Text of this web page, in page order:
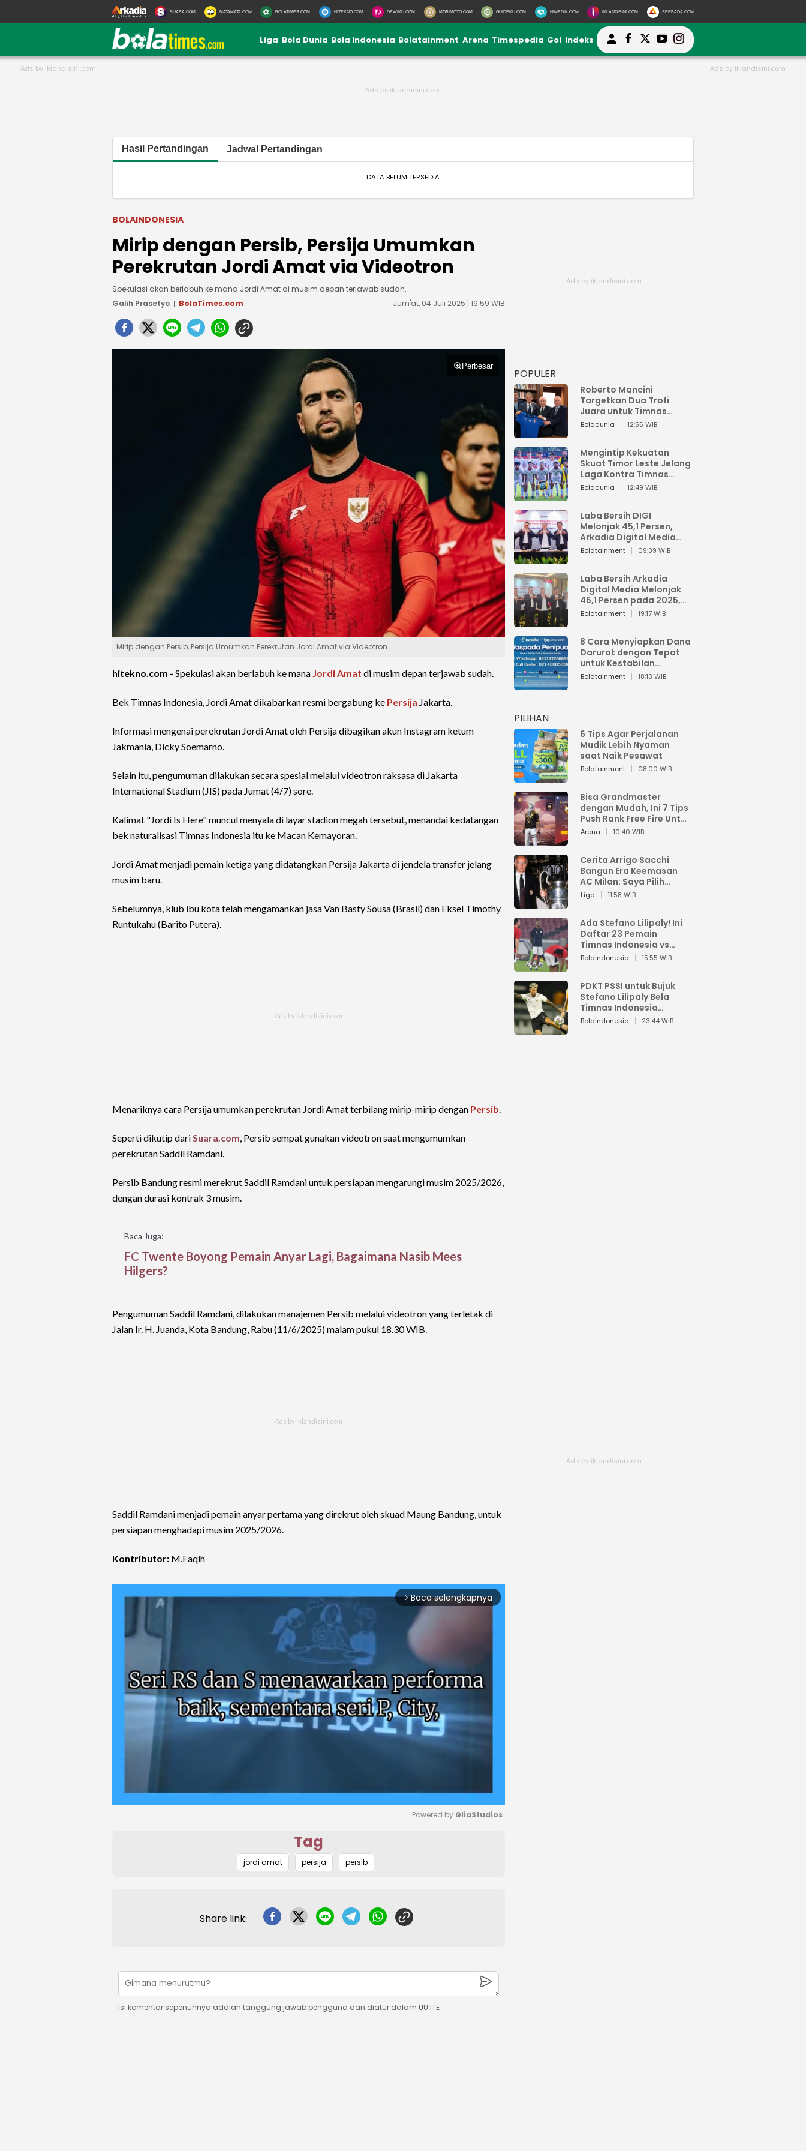
SUARA.COM MATAMATA.COM BOLATIMES.COM HITEKNO.COM DEWIKU.COM MOBIMOTO.COM GUIDEKU.COM HIMEDIK.COM IKLANDISINI.COM SERBADA.COM
Liga Bola Dunia Bola Indonesia Bolatainment Arena Timespedia Gol Indeks
Hasil Pertandingan Jadwal Pertandingan
DATA BELUM TERSEDIA
BOLAINDONESIA
Mirip dengan Persib, Persija Umumkan
Perekrutan Jordi Amat via Videotron
Spekulasi akan berlabuh ke mana Jordi Amat di musim depan terjawab sudah.
Galih Prasetyo
BolaTimes.com Jum'at, 04 Juli 2025 | 19:59 WIB
Perbesar
Mirip dengan Persib, Persija Umumkan Perekrutan Jordi Amat via Videotron
hitekno.com - Spekulasi akan berlabuh ke mana Jordi Amat di musim depan terjawab sudah.
Bek Timnas Indonesia, Jordi Amat dikabarkan resmi bergabung ke Persija Jakarta.
Informasi mengenai perekrutan Jordi Amat oleh Persija dibagikan akun Instagram ketum
Jakmania, Dicky Soemarno.
Selain itu, pengumuman dilakukan secara spesial melalui videotron raksasa di Jakarta
International Stadium (JIS) pada Jumat (4/7) sore.
Kalimat "Jordi Is Here" muncul menyala di layar stadion megah tersebut, menandai kedatangan
bek naturalisasi Timnas Indonesia itu ke Macan Kemayoran.
Jordi Amat menjadi pemain ketiga yang didatangkan Persija Jakarta di jendela transfer jelang
musim baru.
Sebelumnya, klub ibu kota telah mengamankan jasa Van Basty Sousa (Brasil) dan Eksel Timothy
Runtukahu (Barito Putera).
Menariknya cara Persija umumkan perekrutan Jordi Amat terbilang mirip-mirip dengan Persib.
Seperti dikutip dariSuara.com, Persib sempat gunakan videotron saat mengumumkan
perekrutan Saddil Ramdani.
Persib Bandung resmi merekrut Saddil Ramdani untuk persiapan mengarungi musim 2025/2026,
dengan durasi kontrak 3 musim.
Baca Juga:
FC Twente Boyong Pemain Anyar Lagi, Bagaimana Nasib Mees
Hilgers?
Pengumuman Saddil Ramdani, dilakukan manajemen Persib melalui videotron yang terletak di
Jalan Ir. H. Juanda, Kota Bandung, Rabu (11/6/2025) malam pukul 18.30 WIB.
Saddil Ramdani menjadi pemain anyar pertama yang direkrut oleh skuad Maung Bandung, untuk
persiapan menghadapi musim 2025/2026.
Kontributor: M.Faqih
arrow_forward_ios Baca selengkapnya
Powered by GliaStudios
Tag
jordi amat persija persib
Share link:
Isi komentar sepenuhnya adalah tanggung jawab pengguna dan diatur dalam UU ITE
POPULER
Roberto Mancini
Targetkan Dua Trofi
Juara untuk Timnas
Italia
Boladunia 12:55 WIB
Mengintip Kekuatan
Skuat Timor Leste Jelang
Laga Kontra Timnas
Indonesia di Piala AFF
Boladunia 12:49 WIB
Laba Bersih DIGI
Melonjak 45,1 Persen,
Arkadia Digital Media
Perkuat Bisnis AI dan
Bolatainment 09:39 WIB
Laba Bersih Arkadia
Digital Media Melonjak
45,1 Persen pada 2025,
Sentuh Rp1,76 Miliar
Bolatainment 19:17 WIB
8 Cara Menyiapkan Dana
Darurat dengan Tepat
untuk Kestabilan
Keuangan
Bolatainment 18:13 WIB
PILIHAN
6 Tips Agar Perjalanan
Mudik Lebih Nyaman
saat Naik Pesawat
Bolatainment 08:00 WIB
Bisa Grandmaster
dengan Mudah, Ini 7 Tips
Push Rank Free Fire Untuk
Pemula
Arena 10:40 WIB
Cerita Arrigo Sacchi
Bangun Era Keemasan
AC Milan: Saya Pilih
Pemain dari Isi Otaknya
Liga 11:58 WIB
Ada Stefano Lilipaly! Ini
Daftar 23 Pemain
Timnas Indonesia vs
China
Bolaindonesia 15:55 WIB
PDKT PSSI untuk Bujuk
Stefano Lilipaly Bela
Timnas Indonesia
Berakhir Berantakan
Bolaindonesia 23:44 WIB